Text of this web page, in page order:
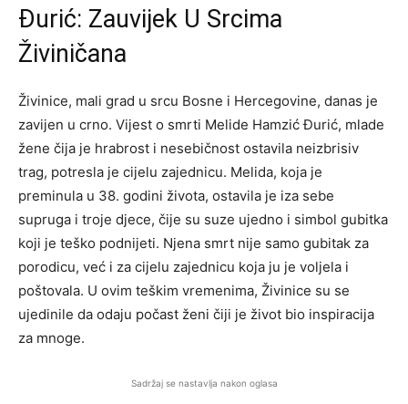
Đurić: Zauvijek U Srcima
Živiničana
Živinice, mali grad u srcu Bosne i Hercegovine, danas je
zavijen u crno. Vijest o smrti Melide Hamzić Đurić, mlade
žene čija je hrabrost i nesebičnost ostavila neizbrisiv
trag, potresla je cijelu zajednicu. Melida, koja je
preminula u 38. godini života, ostavila je iza sebe
supruga i troje djece, čije su suze ujedno i simbol gubitka
koji je teško podnijeti. Njena smrt nije samo gubitak za
porodicu, već i za cijelu zajednicu koja ju je voljela i
poštovala. U ovim teškim vremenima, Živinice su se
ujedinile da odaju počast ženi čiji je život bio inspiracija
za mnoge.
Sadržaj se nastavlja nakon oglasa